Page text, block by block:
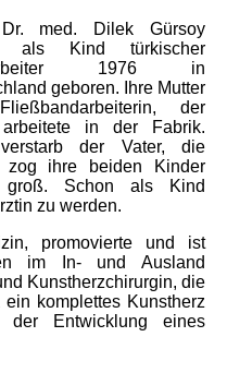
med. Dilek Gürsoy
als Kind türkischer
1976 in
geboren. Ihre Mutter
der
in der Fabrik.
der Vater, die
zog ihre beiden Kinder
groß. Schon als Kind
zu werden.
promovierte und ist
im In- und Ausland
Kunstherzchirurgin, die
komplettes Kunstherz
der Entwicklung eines